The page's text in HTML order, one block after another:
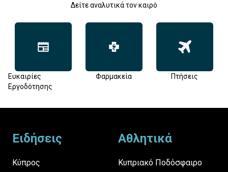
Δείτε αναλυτικά τον καιρό
Ευκαιρίες
Εργοδότησης
Φαρμακεία Πτήσεις
Ειδήσεις
Κύπρος
Αθλητικά
Κυπριακό Ποδόσφαιρο